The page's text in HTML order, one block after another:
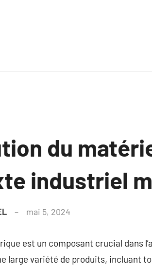
du
industriel
mai 5, 2024
est un composant crucial dans
large variété de produits, incluant